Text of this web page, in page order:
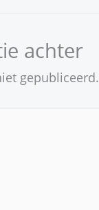
achter
gepubliceerd.